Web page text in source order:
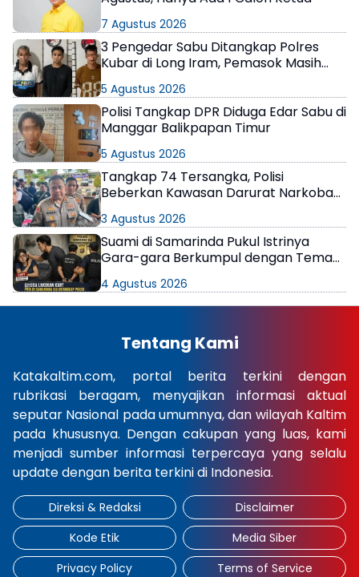
7 Agustus 2026
3 Pengedar Sabu Ditangkap Polres
Kubar di Long Iram, Pemasok Masih
5 Agustus 2026
Polisi Tangkap DPR Diduga Edar Sabu di
Manggar Balikpapan Timur
5 Agustus 2026
Tangkap 74 Tersangka, Polisi
Beberkan Kawasan Darurat Narkoba
3 Agustus 2026
Suami di Samarinda Pukul Istrinya
Gara-gara Berkumpul dengan Teman
4 Agustus 2026
Tentang Kami
Katakaltim.com, portal berita terkini dengan
rubrikasi beragam, menyajikan informasi aktual
seputar Nasional pada umumnya, dan wilayah Kaltim
pada khususnya. Dengan cakupan yang luas, kami
menjadi sumber informasi terpercaya yang selalu
update dengan berita terkini di Indonesia.
Direksi & Redaksi
Disclaimer
Kode Etik
Media Siber
Privacy Policy
Terms of Service